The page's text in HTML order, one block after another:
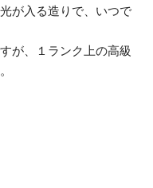
が入る造りで、いつで
が、１ランク上の高級